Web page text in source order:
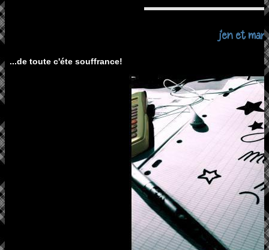
j'en et
...de toute c'éte souffrance!